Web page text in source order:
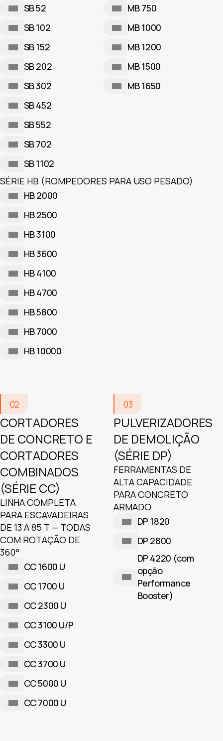
SB 52
SB 102
SB 152
SB 202
SB 302
SB 452
SB 552
SB 702
SB 1102
MB 750
MB 1000
MB 1200
MB 1500
MB 1650
SÉRIE HB (ROMPEDORES PARA USO PESADO)
HB 2000
HB 2500
HB 3100
HB 3600
HB 4100
HB 4700
HB 5800
HB 7000
HB 10000
02
CORTADORES
DE CONCRETO E
CORTADORES
COMBINADOS
(SÉRIE CC)
LINHA COMPLETA
PARA ESCAVADEIRAS
DE 13 A 85 T — TODAS
COM ROTAÇÃO DE
360°
CC 1600 U
CC 1700 U
CC 2300 U
CC 3100 U/P
CC 3300 U
CC 3700 U
CC 5000 U
CC 7000 U
03
PULVERIZADORES
DE DEMOLIÇÃO
(SÉRIE DP)
FERRAMENTAS DE
ALTA CAPACIDADE
PARA CONCRETO
ARMADO
DP 1820
DP 2800
DP 4220 (com
opção
Performance
Booster)